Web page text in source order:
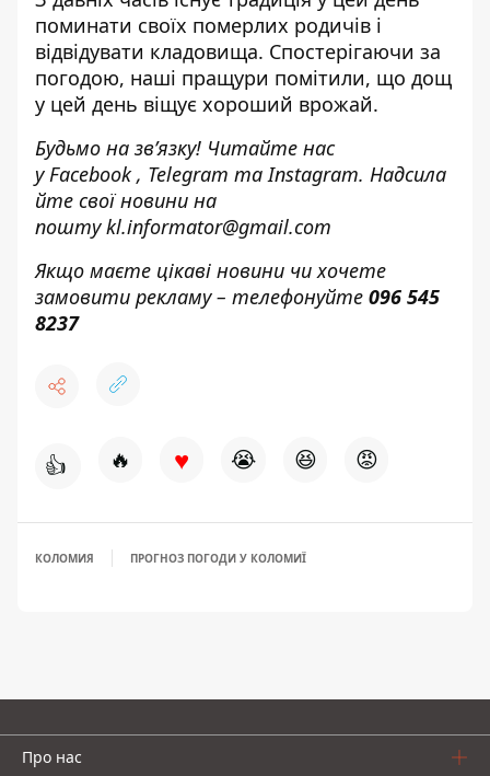
поминати своїх померлих родичів і
відвідувати кладовища. Спостерігаючи за
погодою, наші пращури помітили, що дощ
у цей день віщує хороший врожай.
Будьмо на зв’язку! Читайте нас
уFacebook, Telegram таInstagram. Надсила
йте свої новини на
поштуkl.informator@gmail.com
Якщо маєте цікаві новини чи хочете
замовити рекламу – телефонуйте 096 545
8237
👍 🔥 ♥ 😭 😆 😡
КОЛОМИЯ ПРОГНОЗ ПОГОДИ У КОЛОМИЇ
Про нас